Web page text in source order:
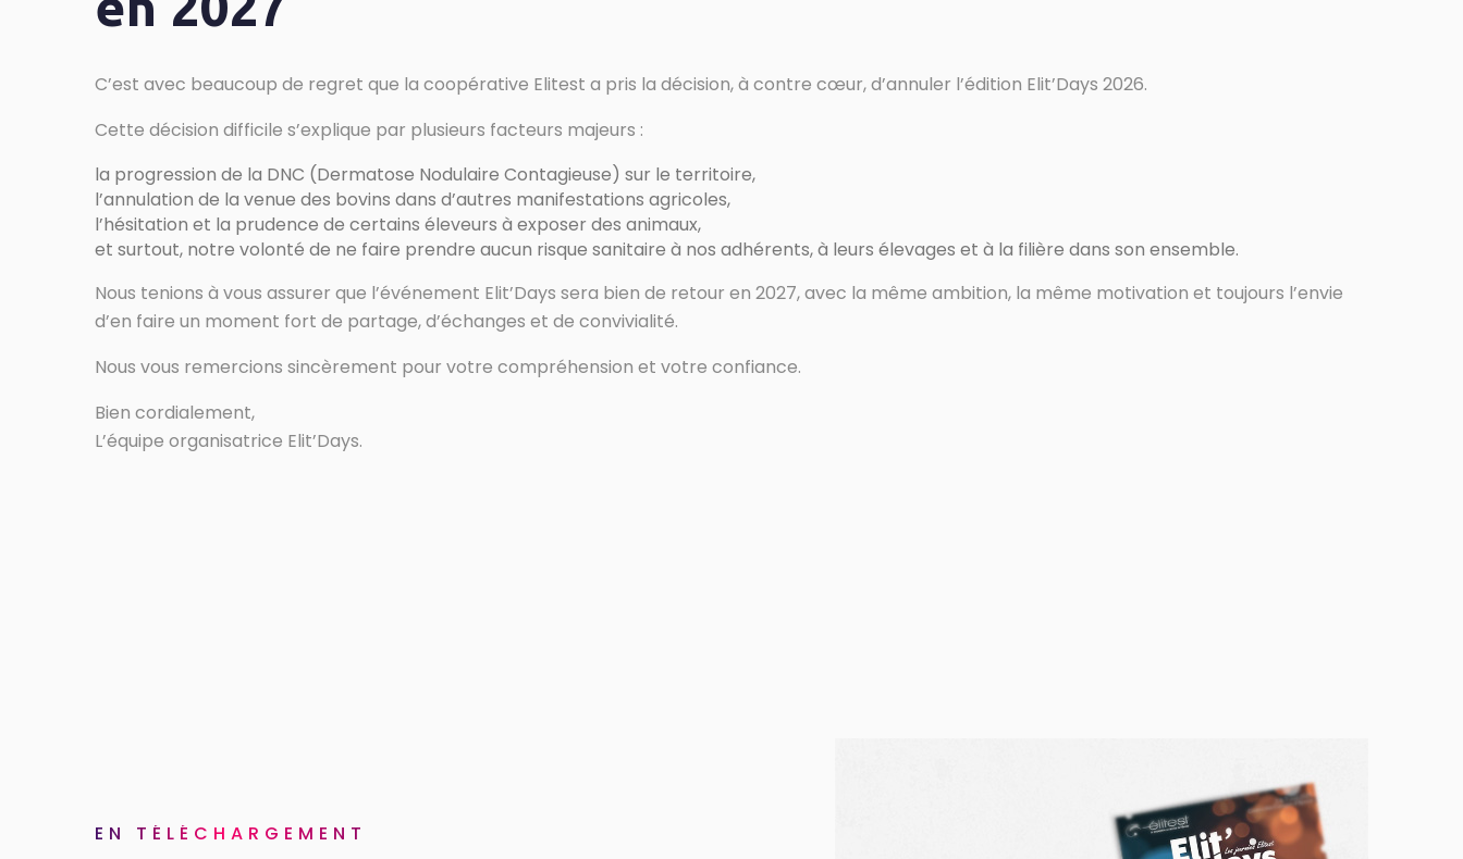
C’est avec beaucoup de regret que la coopérative Elitest a pris la décision, à contre cœur, d’annuler l’édition Elit’Days 2026.
Cette décision difficile s’explique par plusieurs facteurs majeurs :
la progression de la DNC (Dermatose Nodulaire Contagieuse) sur le territoire,
l’annulation de la venue des bovins dans d’autres manifestations agricoles,
l’hésitation et la prudence de certains éleveurs à exposer des animaux,
et surtout, notre volonté de ne faire prendre aucun risque sanitaire à nos adhérents, à leurs élevages et à la filière dans son ensemble.
Nous tenions à vous assurer que l’événement Elit’Days sera bien de retour en 2027, avec la même ambition, la même motivation et toujours l’envie
d’en faire un moment fort de partage, d’échanges et de convivialité.
Nous vous remercions sincèrement pour votre compréhension et votre confiance.
Bien cordialement,
L’équipe organisatrice Elit’Days.
EN TÉLÉCHARGEMENT